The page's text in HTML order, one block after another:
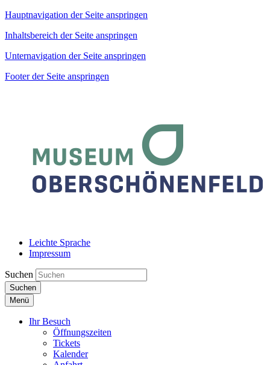
Hauptnavigation der Seite anspringen
Inhaltsbereich der Seite anspringen
Unternavigation der Seite anspringen
Footer der Seite anspringen
Leichte Sprache
Impressum
Suchen
Suchen
Menü
Ihr Besuch
Öffnungszeiten
Tickets
Kalender